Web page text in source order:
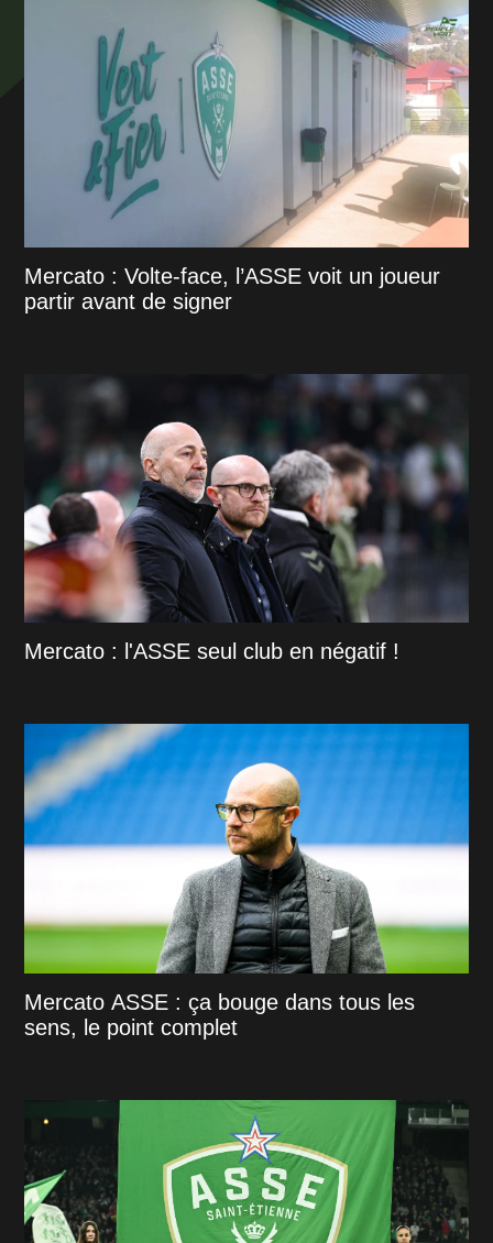
Mercato : Volte-face, l’ASSE voit un joueur
partir avant de signer
Mercato : l'ASSE seul club en négatif !
Mercato ASSE : ça bouge dans tous les
sens, le point complet